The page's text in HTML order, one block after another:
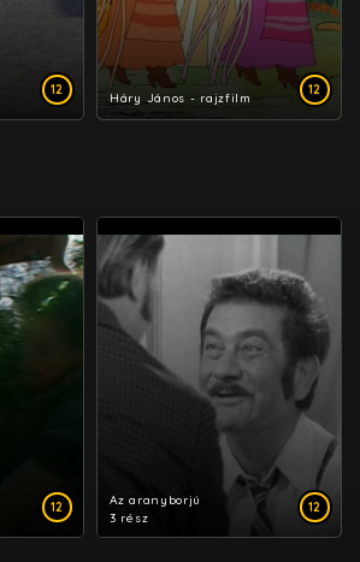
12 12
Háry János - rajzfilm
12 12
Az aranyborjú
3 rész